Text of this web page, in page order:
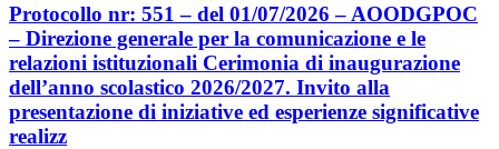
Protocollo nr: 551 – del 01/07/2026 – AOODGPOC
– Direzione generale per la comunicazione e le
relazioni istituzionali Cerimonia di inaugurazione
dell’anno scolastico 2026/2027. Invito alla
presentazione di iniziative ed esperienze significative
realizz